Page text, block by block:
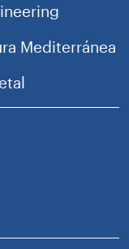
Mediterránea